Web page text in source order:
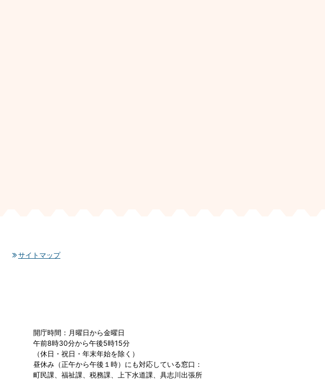
サイトマップ
開庁時間：月曜日から金曜日
午前8時30分から午後5時15分
（休日・祝日・年末年始を除く）
昼休み（正午から午後１時）にも対応している窓口：
町民課、福祉課、税務課、上下水道課、具志川出張所